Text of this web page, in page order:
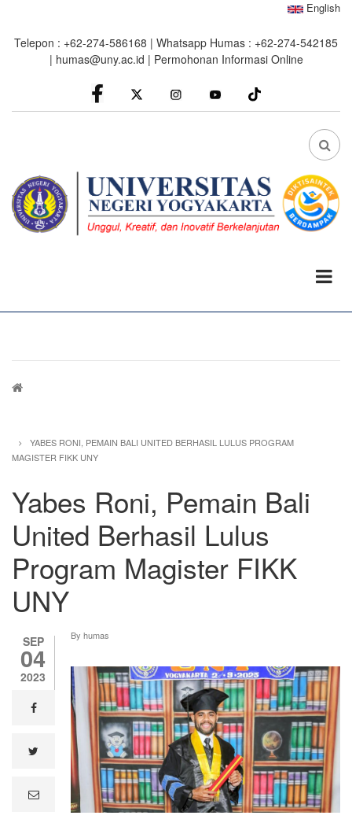
main
English
Telepon : +62-274-586168 | Whatsapp Humas : +62-274-542185
| humas@uny.ac.id | Permohonan Informasi Online
facebook
Instagram youtube
FA
Breadcrumb
YABES RONI, PEMAIN BALI UNITED BERHASIL LULUS PROGRAM
MAGISTER FIKK UNY
Yabes Roni, Pemain Bali
United Berhasil Lulus
Program Magister FIKK
UNY
SEP
04
2023
0%
facebook
e
By humas